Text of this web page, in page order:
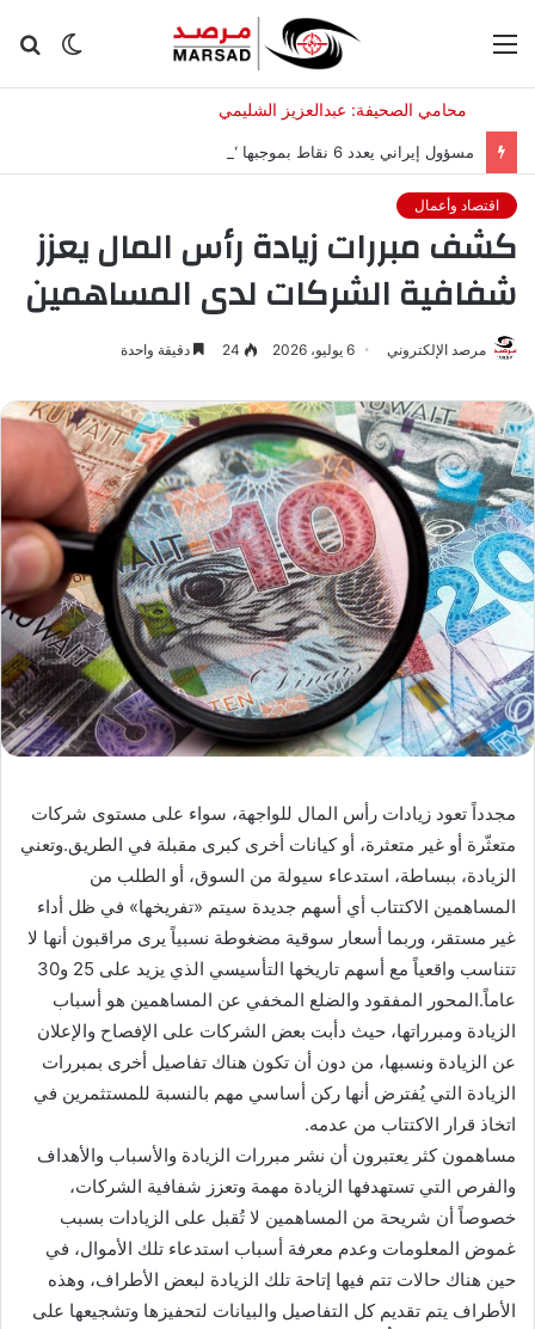
الوضع
اقتصاد وأعمال
كشف مبررات زيادة رأس المال يعزز
شفافية الشركات لدى المساهمين
مرصد الإلكتروني 6 يوليو، 2026 24 دقيقة واحدة
مجدداً تعود زيادات رأس المال للواجهة، سواء على مستوى شركات
متعثّرة أو غير متعثرة، أو كيانات أخرى كبرى مقبلة في الطريق.وتعني
الزيادة، ببساطة، استدعاء سيولة من السوق، أو الطلب من
المساهمين الاكتتاب أي أسهم جديدة سيتم «تفريخها» في ظل أداء
غير مستقر، وربما أسعار سوقية مضغوطة نسبياً يرى مراقبون أنها لا
تتناسب واقعياً مع أسهم تاريخها التأسيسي الذي يزيد على 25 و30
عاماً.المحور المفقود والضلع المخفي عن المساهمين هو أسباب
الزيادة ومبرراتها، حيث دأبت بعض الشركات على الإفصاح والإعلان
عن الزيادة ونسبها، من دون أن تكون هناك تفاصيل أخرى بمبررات
الزيادة التي يُفترض أنها ركن أساسي مهم بالنسبة للمستثمرين في
اتخاذ قرار الاكتتاب من عدمه.
مساهمون كثر يعتبرون أن نشر مبررات الزيادة والأسباب والأهداف
والفرص التي تستهدفها الزيادة مهمة وتعزز شفافية الشركات،
خصوصاً أن شريحة من المساهمين لا تُقبل على الزيادات بسبب
غموض المعلومات وعدم معرفة أسباب استدعاء تلك الأموال، في
حين هناك حالات تتم فيها إتاحة تلك الزيادة لبعض الأطراف، وهذه
الأطراف يتم تقديم كل التفاصيل والبيانات لتحفيزها وتشجيعها على